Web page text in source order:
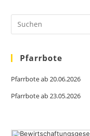
Pfarrbote
Pfarrbote ab 20.06.2026
Pfarrbote ab 23.05.2026